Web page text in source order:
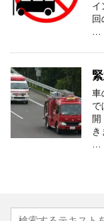
イ
…
車
で
開
…